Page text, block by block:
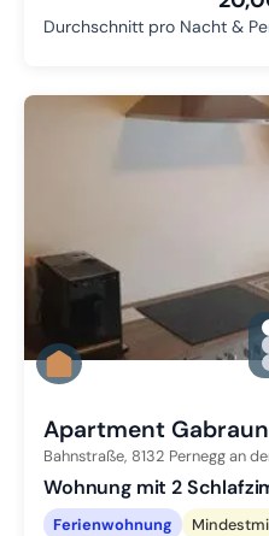
Durchschnitt pro Nacht &
Apartment
Bahnstraße, 8132 Pernegg an
Wohnung mit 2
Ferienwohnung